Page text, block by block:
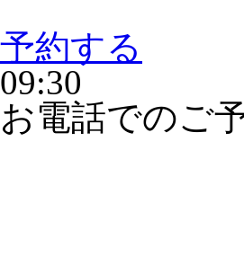
予約する
09:30
お電話でのご